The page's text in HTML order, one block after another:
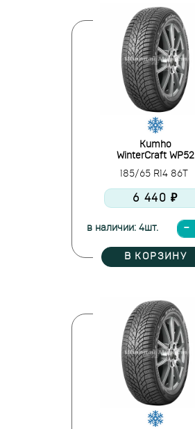
Kumho
WinterCraft WP52
185/65 R14 86T
6 440 ₽
в наличии: 4шт.
В КОРЗИНУ